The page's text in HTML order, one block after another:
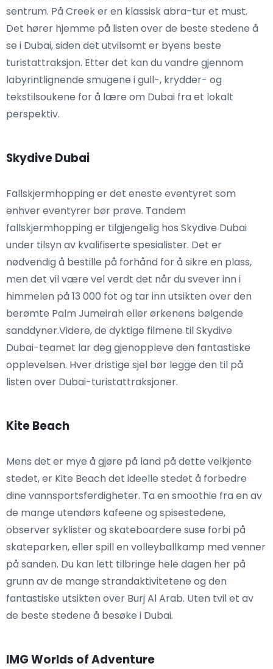
sentrum. På Creek er en klassisk abra-tur et must.
Det hører hjemme på listen over de beste stedene å
se i Dubai, siden det utvilsomt er byens beste
turistattraksjon. Etter det kan du vandre gjennom
labyrintlignende smugene i gull-, krydder- og
tekstilsoukene for å lære om Dubai fra et lokalt
perspektiv.
Skydive Dubai
Fallskjermhopping er det eneste eventyret som
enhver eventyrer bør prøve. Tandem
fallskjermhopping er tilgjengelig hos Skydive Dubai
under tilsyn av kvalifiserte spesialister. Det er
nødvendig å bestille på forhånd for å sikre en plass,
men det vil være vel verdt det når du svever inn i
himmelen på 13 000 fot og tar inn utsikten over den
berømte Palm Jumeirah eller ørkenens bølgende
sanddyner.Videre, de dyktige filmene til Skydive
Dubai-teamet lar deg gjenoppleve den fantastiske
opplevelsen. Hver dristige sjel bør legge den til på
listen over Dubai-turistattraksjoner.
Kite Beach
Mens det er mye å gjøre på land på dette velkjente
stedet, er Kite Beach det ideelle stedet å forbedre
dine vannsportsferdigheter. Ta en smoothie fra en av
de mange utendørs kafeene og spisestedene,
observer syklister og skateboardere suse forbi på
skateparken, eller spill en volleyballkamp med venner
på sanden. Du kan lett tilbringe hele dagen her på
grunn av de mange strandaktivitetene og den
fantastiske utsikten over Burj Al Arab. Uten tvil et av
de beste stedene å besøke i Dubai.
IMG Worlds of Adventure